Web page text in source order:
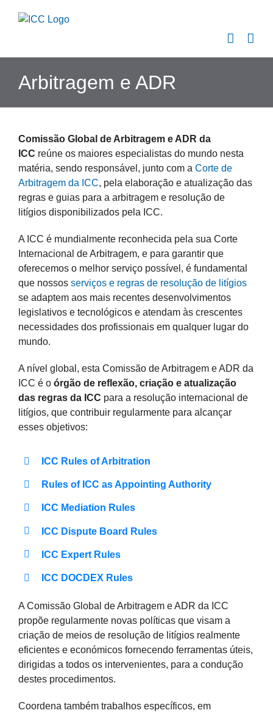
Arbitragem e ADR
Comissão Global de Arbitragem e ADR da
ICC reúne os maiores especialistas do mundo nesta
matéria, sendo responsável, junto com a Corte de
Arbitragem da ICC, pela elaboração e atualização das
regras e guias para a arbitragem e resolução de
litígios disponibilizados pela ICC.
A ICC é mundialmente reconhecida pela sua Corte
Internacional de Arbitragem, e para garantir que
oferecemos o melhor serviço possível, é fundamental
que nossos serviços e regras de resolução de litígios
se adaptem aos mais recentes desenvolvimentos
legislativos e tecnológicos e atendam às crescentes
necessidades dos profissionais em qualquer lugar do
mundo.
A nível global, esta Comissão de Arbitragem e ADR da
ICC é o órgão de reflexão, criação e atualização
das regras da ICC para a resolução internacional de
litígios, que contribuir regularmente para alcançar
esses objetivos:
ICC Rules of Arbitration
Rules of ICC as Appointing Authority
ICC Mediation Rules
ICC Dispute Board Rules
ICC Expert Rules
ICC DOCDEX Rules
A Comissão Global de Arbitragem e ADR da ICC
propõe regularmente novas políticas que visam a
criação de meios de resolução de litígios realmente
eficientes e económicos fornecendo ferramentas úteis,
dirigidas a todos os intervenientes, para a condução
destes procedimentos.
Coordena também trabalhos específicos, em